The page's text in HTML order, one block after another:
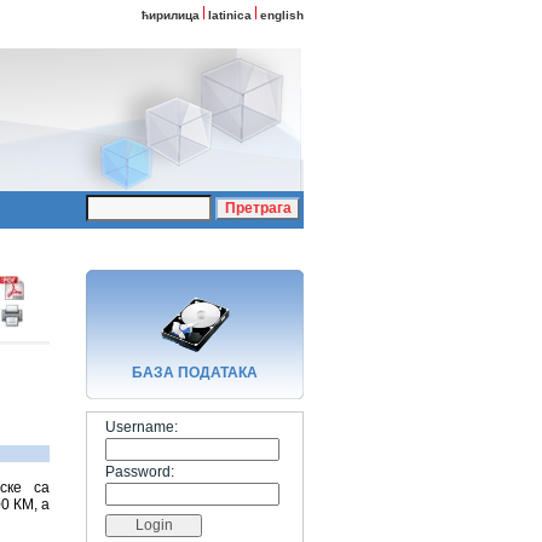
ћирилица latinica english
са
КМ, а
БАЗA ПОДАТАКА
Username:
Password: